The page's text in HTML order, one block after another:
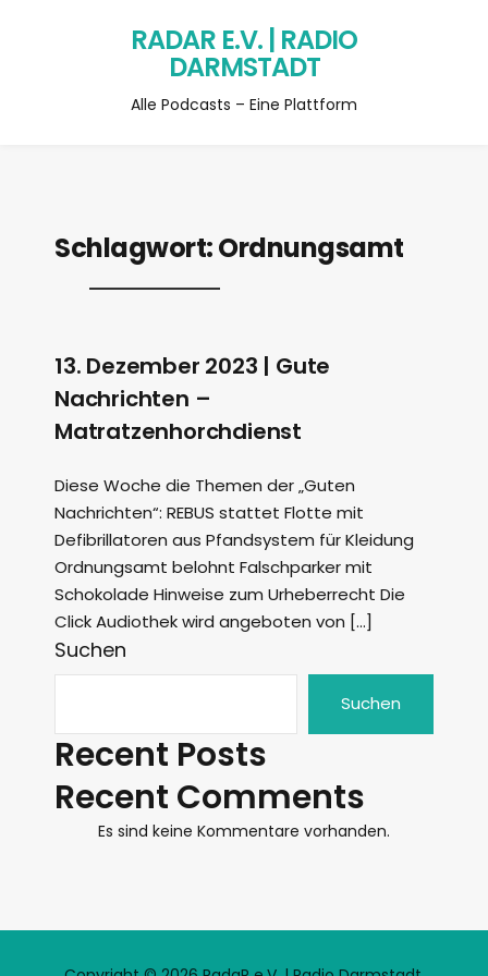
RADAR E.V. | RADIO
DARMSTADT
Alle Podcasts – Eine Plattform
Schlagwort:Ordnungsamt
13. Dezember 2023 | Gute
Nachrichten –
Matratzenhorchdienst
Diese Woche die Themen der „Guten
Nachrichten“: REBUS stattet Flotte mit
Defibrillatoren aus Pfandsystem für Kleidung
Ordnungsamt belohnt Falschparker mit
Schokolade Hinweise zum Urheberrecht Die
Click Audiothek wird angeboten von […]
Suchen
Suchen
Recent Posts
Recent Comments
Es sind keine Kommentare vorhanden.